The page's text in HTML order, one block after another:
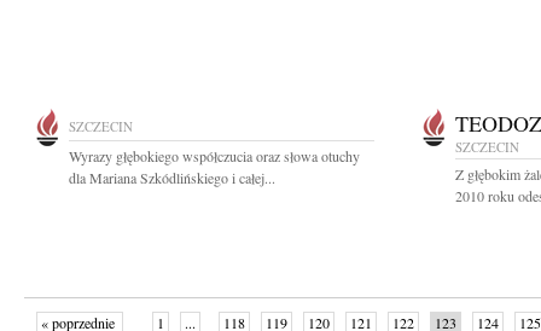
SZCZECIN
Wyrazy głębokiego współczucia oraz słowa otuchy
dla Mariana Szkódlińskiego i całej...
SZCZECIN
Z głębokim
2010 roku
« poprzednie 1 ... 118 119 120 121 122 123 124 125